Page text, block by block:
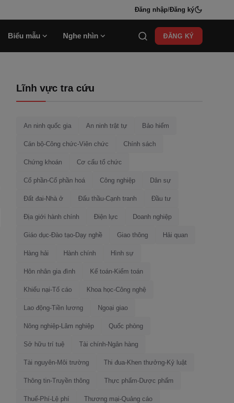
Đăng nhập/Đăng ký
Biểu mẫu Nghe nhìn ĐĂNG KÝ
Lĩnh vực tra cứu
An ninh quốc gia An ninh trật tự Bảo hiểm
Cán bộ-Công chức-Viên chức Chính sách
Chứng khoán Cơ cấu tổ chức
Cổ phần-Cổ phần hoá Công nghiệp Dân sự
Đất đai-Nhà ở Đấu thầu-Cạnh tranh Đầu tư
Địa giới hành chính Điện lực Doanh nghiệp
Giáo dục-Đào tạo-Dạy nghề Giao thông Hải quan
Hàng hải Hành chính Hình sự
Hôn nhân gia đình Kế toán-Kiểm toán
Khiếu nại-Tố cáo Khoa học-Công nghệ
Lao động-Tiền lương Ngoại giao
Nông nghiệp-Lâm nghiệp Quốc phòng
Sở hữu trí tuệ Tài chính-Ngân hàng
Tài nguyên-Môi trường Thi đua-Khen thưởng-Kỷ luật
Thông tin-Truyền thông Thực phẩm-Dược phẩm
Thuế-Phí-Lệ phí Thương mại-Quảng cáo